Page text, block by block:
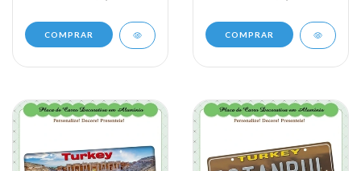
COMPRAR COMPRAR